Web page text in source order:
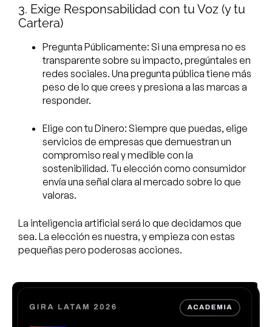
3. Exige Responsabilidad con tu Voz (y tu
Cartera)
Pregunta Públicamente: Si una empresa no es
transparente sobre su impacto, pregúntales en
redes sociales. Una pregunta pública tiene más
peso de lo que crees y presiona a las marcas a
responder.
Elige con tu Dinero: Siempre que puedas, elige
servicios de empresas que demuestran un
compromiso real y medible con la
sostenibilidad. Tu elección como consumidor
envía una señal clara al mercado sobre lo que
valoras.
La inteligencia artificial será lo que decidamos que
sea. La elección es nuestra, y empieza con estas
pequeñas pero poderosas acciones.